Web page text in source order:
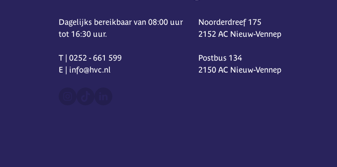
Dagelijks bereikbaar van 08:00 uur
tot 16:30 uur.
T | 0252 - 661 599
E | info@hvc.nl
Noorderdreef 175
2152 AC Nieuw-Vennep
Postbus 134
2150 AC Nieuw-Vennep